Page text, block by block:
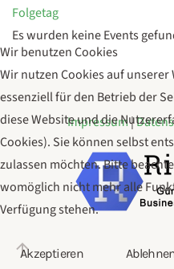
Folgetag
Es wurden keine Events
Impressum|
Wir benutzen Cookies
Wir nutzen Cookies auf
essenziell für den Betrieb der
diese Website und die
Cookies). Sie können selbst
zulassen möchten. Bitte
womöglich nicht mehr alle
Verfügung stehen.
Akzeptieren